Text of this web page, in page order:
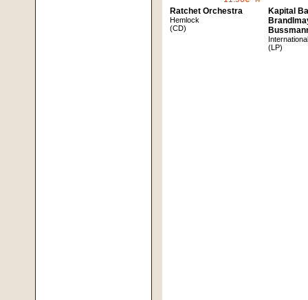
Ratchet Orchestra
Hemlock
(CD)
Kapital
(LP)